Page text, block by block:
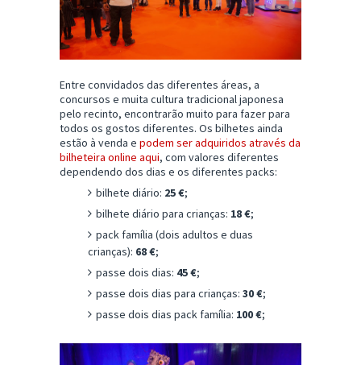
Entre convidados das diferentes áreas, a
concursos e muita cultura tradicional japonesa
pelo recinto, encontrarão muito para fazer para
todos os gostos diferentes. Os bilhetes ainda
estão à venda e podem ser adquiridos através da
bilheteira online aqui, com valores diferentes
dependendo dos dias e os diferentes packs:
bilhete diário: 25 €;
bilhete diário para crianças: 18 €;
pack família (dois adultos e duas
crianças): 68 €;
passe dois dias: 45 €;
passe dois dias para crianças: 30 €;
passe dois dias pack família: 100 €;